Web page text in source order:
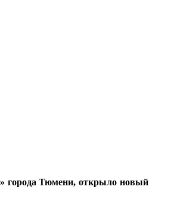
города Тюмени, открыло новый